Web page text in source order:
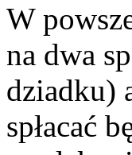
W
na dwa
dziadku)
spłacać